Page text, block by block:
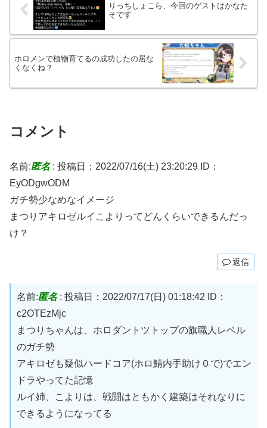
りっちしょこら、今回のゲストはかなた
そです
ホロメンで植物育てるの成功したの居な
くなくね？
コメント
名前:匿名: 投稿日：2022/07/16(土) 23:20:29 ID：
EyODgwODM
ガチ勢少なめなイメージ
まつりアキロゼルイこよりってどんくらいできるんだっ
け？
返信
名前:匿名: 投稿日：2022/07/17(日) 01:18:42
ID：
c2OTEzMjc
まつりちゃんは、ホロダントツトップの旗職人レベル
のガチ勢
アキロゼも疑似ハードコア(ホロ鯖内手助け０で)でエン
ドラやってた記憶
ルイ姉、こよりは、戦闘はともかく建築はそれなりに
できるようになってる